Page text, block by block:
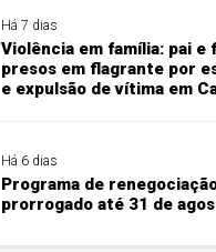
Há 7 dias
Violência em família: pai e
presos em flagrante por
e expulsão de vítima em
Há 6 dias
Programa de
prorrogado até 31 de